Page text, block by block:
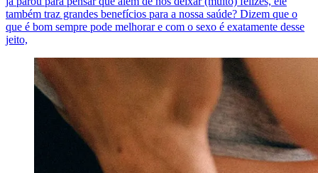
também traz grandes benefícios para a nossa saúde? Dizem que o
que é bom sempre pode melhorar e com o sexo é exatamente desse
jeito,